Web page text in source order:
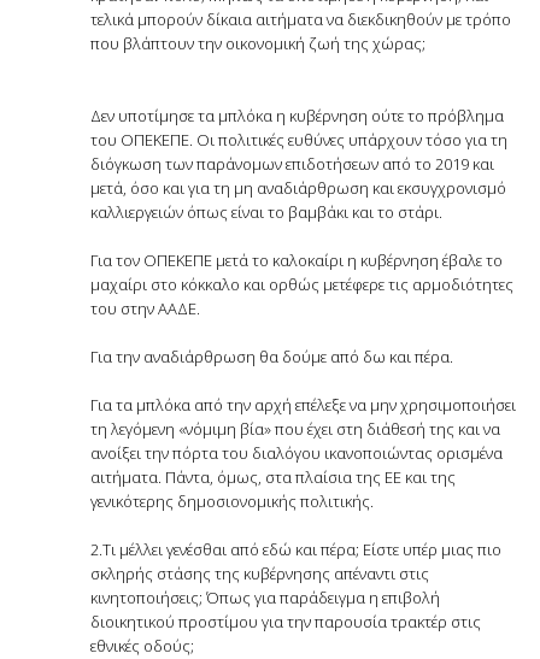
τελικά μπορούν δίκαια αιτήματα να διεκδικηθούν με τρόπο
που βλάπτουν την οικονομική ζωή της χώρας;
Δεν υποτίμησε τα μπλόκα η κυβέρνηση ούτε το πρόβλημα
του ΟΠΕΚΕΠΕ. Οι πολιτικές ευθύνες υπάρχουν τόσο για τη
διόγκωση των παράνομων επιδοτήσεων από το 2019 και
μετά, όσο και για τη μη αναδιάρθρωση και εκσυγχρονισμό
καλλιεργειών όπως είναι το βαμβάκι και το στάρι.
Για τον ΟΠΕΚΕΠΕ μετά το καλοκαίρι η κυβέρνηση έβαλε το
μαχαίρι στο κόκκαλο και ορθώς μετέφερε τις αρμοδιότητες
του στην ΑΑΔΕ.
Για την αναδιάρθρωση θα δούμε από δω και πέρα.
Για τα μπλόκα από την αρχή επέλεξε να μην χρησιμοποιήσει
τη λεγόμενη «νόμιμη βία» που έχει στη διάθεσή της και να
ανοίξει την πόρτα του διαλόγου ικανοποιώντας ορισμένα
αιτήματα. Πάντα, όμως, στα πλαίσια της ΕΕ και της
γενικότερης δημοσιονομικής πολιτικής.
2.Τι μέλλει γενέσθαι από εδώ και πέρα; Είστε υπέρ μιας πιο
σκληρής στάσης της κυβέρνησης απέναντι στις
κινητοποιήσεις; Όπως για παράδειγμα η επιβολή
διοικητικού προστίμου για την παρουσία τρακτέρ στις
εθνικές οδούς;